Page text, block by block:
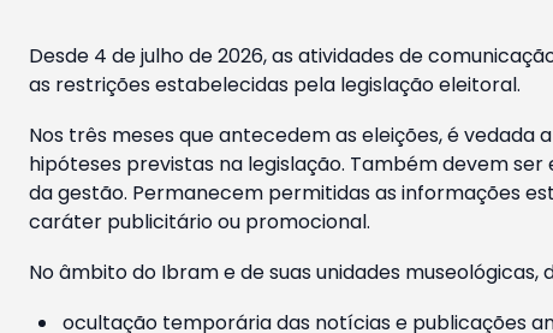
Desde 4 de julho de 2026, as atividades de
as restrições estabelecidas pela legislação eleitoral.
Nos três meses que antecedem as eleições, é vedada
hipóteses previstas na legislação. Também devem
da gestão. Permanecem permitidas as informações
caráter publicitário ou promocional.
No âmbito do Ibram e de suas unidades
ocultação temporária das notícias e publicações